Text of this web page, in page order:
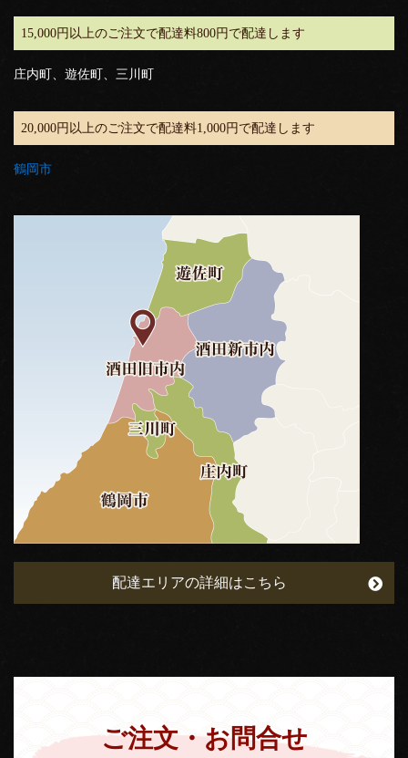
15,000円以上のご注文で配達料800円で配達します
庄内町、遊佐町、三川町
20,000円以上のご注文で配達料1,000円で配達します
鶴岡市
配達エリアの詳細はこちら
ご注文・お問合せ